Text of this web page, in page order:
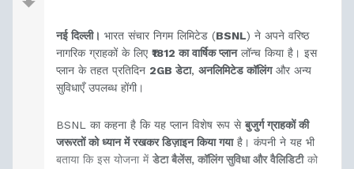
नई दिल्ली। भारत संचार निगम लिमिटेड (BSNL) ने अपने वरिष्ठ
नागरिक ग्राहकों के लिए ₹1812 का वार्षिक प्लानलॉन्च किया है। इस
प्लान के तहत प्रतिदिन 2GB डेटा, अनलिमिटेड कॉलिंगऔर अन्य
सुविधाएँ उपलब्ध होंगी।
BSNL का कहना है कि यह प्लान विशेष रूप सेबुजुर्ग ग्राहकों की
जरूरतों को ध्यान में रखकर डिज़ाइन किया गयाहै। कंपनी ने यह भी
बताया कि इस योजना में डेटा बैलेंस, कॉलिंग सुविधा और वैलिडिटीको